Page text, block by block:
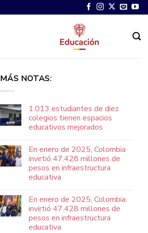
MÁS NOTAS:
1.013 estudiantes de diez
colegios tienen espacios
educativos mejorados
En enero de 2025, Colombia
invirtió 47.428 millones de
pesos en infraestructura
educativa
En enero de 2025, Colombia
invirtió 47.428 millones de
pesos en infraestructura
educativa